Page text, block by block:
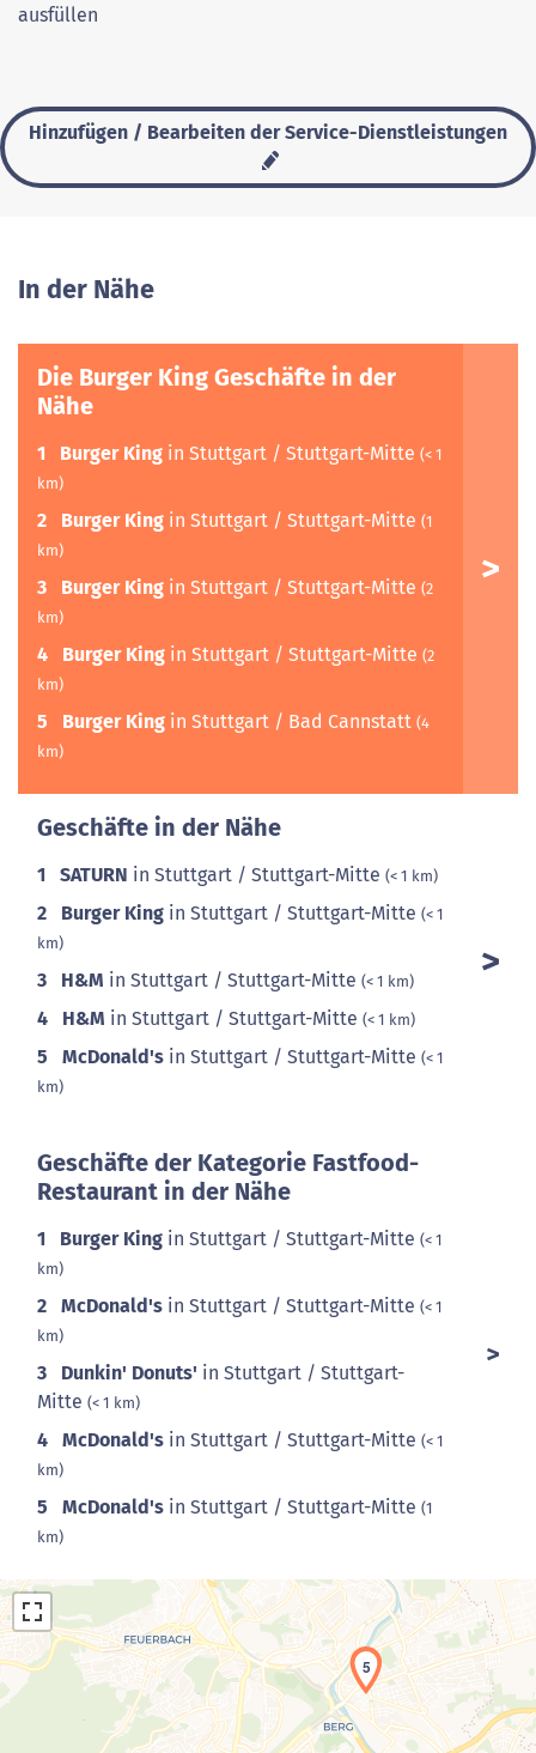
ausfüllen
Hinzufügen / Bearbeiten der Service-Dienstleistungen
In der Nähe
Die Burger King Geschäfte in der
Nähe
1 Burger King in Stuttgart / Stuttgart-Mitte (< 1
km)
2 Burger King in Stuttgart / Stuttgart-Mitte (1
km)
3 Burger King in Stuttgart / Stuttgart-Mitte (2
km)
4 Burger King in Stuttgart / Stuttgart-Mitte (2
km)
5 Burger King in Stuttgart / Bad Cannstatt (4
km)
Geschäfte in der Nähe
1 SATURN in Stuttgart / Stuttgart-Mitte (< 1 km)
2 Burger King in Stuttgart / Stuttgart-Mitte (< 1
km)
3 H&M in Stuttgart / Stuttgart-Mitte (< 1 km)
4 H&M in Stuttgart / Stuttgart-Mitte (< 1 km)
5 McDonald's in Stuttgart / Stuttgart-Mitte (< 1
km)
Geschäfte der Kategorie Fastfood-
Restaurant in der Nähe
1 Burger King in Stuttgart / Stuttgart-Mitte (< 1
km)
2 McDonald's in Stuttgart / Stuttgart-Mitte (< 1
km)
3 Dunkin' Donuts' in Stuttgart / Stuttgart-
Mitte (< 1 km)
4 McDonald's in Stuttgart / Stuttgart-Mitte (< 1
km)
5 McDonald's in Stuttgart / Stuttgart-Mitte (1
km)
5